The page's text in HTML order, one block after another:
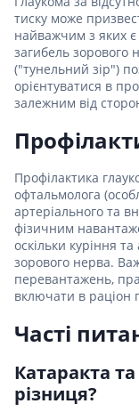
тиску може
найважчим з яких є
загибель зорового
("тунельний зір")
орієнтуватися в
залежним від
Профілактика
офтальмолога
артеріального та
фізичним
оскільки куріння
зорового нерва.
перевантажень,
включати в раціон
Часті
Катаракта
різниця?